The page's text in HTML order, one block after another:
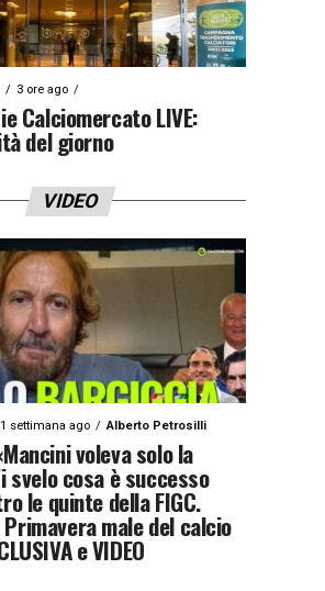
3 ore ago
Calciomercato LIVE:
del giorno
VIDEO
1 settimana ago Alberto Petrosilli
voleva solo la
svelo cosa è successo
le quinte della FIGC.
male del calcio
e VIDEO